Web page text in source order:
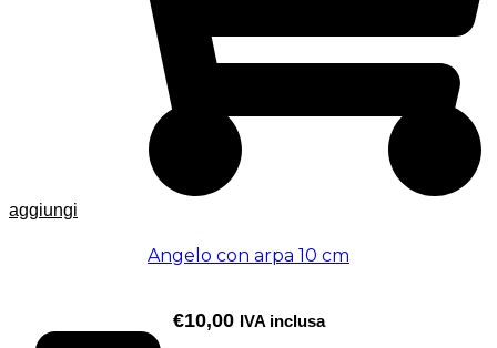
aggiungi
Angelo con arpa 10 cm
€10,00 IVA inclusa